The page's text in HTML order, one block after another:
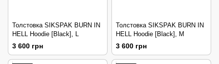
Толстовка SIKSPAK BURN IN
HELL Hoodie [Black], L
3 600 грн
Толстовка SIKSPAK BURN IN
HELL Hoodie [Black], M
3 600 грн